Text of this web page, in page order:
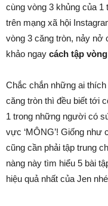
cùng vòng 3 khủng của 1
trên mạng xã hội
vòng 3 căng tròn, nảy nở
khảo ngay cách tập
Chắc chắn những ai
căng tròn thì đều biết tới
1 trong những người có
vực ‘MÔNG’! Giống như
cũng cần phải tập trung
nàng này tìm hiểu 5 bài
hiệu quả nhất của Jen